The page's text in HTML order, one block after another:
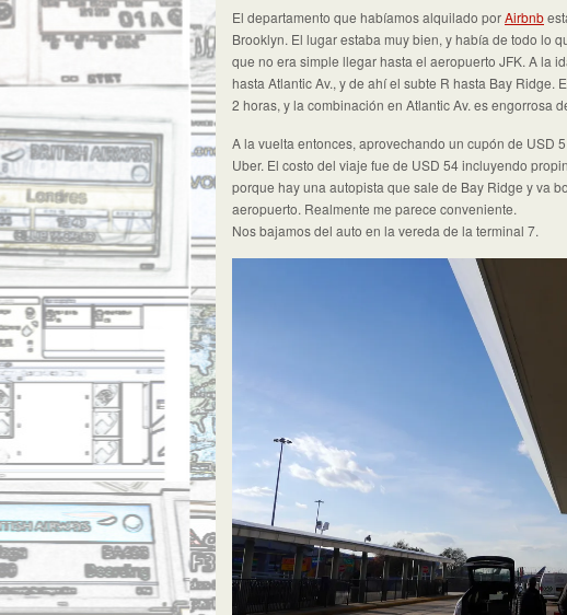
El departamento que habíamos alquilado porAirbnb
Brooklyn. El lugar estaba muy bien, y había de todo lo
que no era simple llegar hasta el aeropuerto JFK. A la
hasta Atlantic Av., y de ahí el subte R hasta Bay Ridge.
2 horas, y la combinación en Atlantic Av. es engorrosa
A la vuelta entonces, aprovechando un cupón de USD
Uber. El costo del viaje fue de USD 54 incluyendo
porque hay una autopista que sale de Bay Ridge y va
aeropuerto. Realmente me parece conveniente.
Nos bajamos del auto en la vereda de la terminal 7.